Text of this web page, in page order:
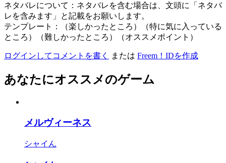
ネタバレについて：ネタバレを含む場合は、文頭に「ネタバ
レを含みます」と記載をお願いします。
テンプレート：（楽しかったところ）（特に気に入っている
ところ）（難しかったところ）（オススメポイント）
ログインしてコメントを書く または Freem！IDを作成
あなたにオススメのゲーム
メルヴィーネス
シャイん